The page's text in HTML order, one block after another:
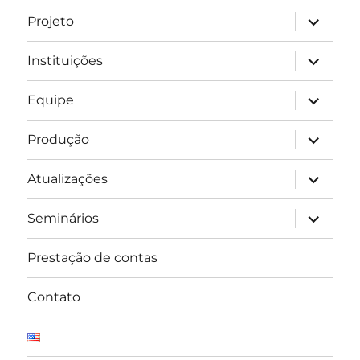
Projeto
expandir
Instituições
expandir
Equipe
expandir
Produção
expandir
Atualizações
expandir
Seminários
expandir
Prestação de contas
Contato